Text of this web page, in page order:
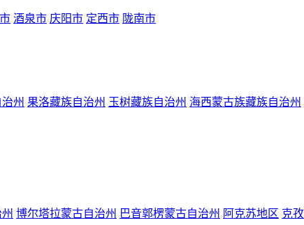
酒泉市 庆阳市 定西市 陇南市
州 果洛藏族自治州 玉树藏族自治州 海西蒙古族藏族自治州
博尔塔拉蒙古自治州 巴音郭楞蒙古自治州 阿克苏地区 克